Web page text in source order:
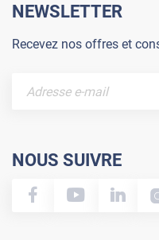
NEWSLETTER
Recevez nos offres et
NOUS SUIVRE